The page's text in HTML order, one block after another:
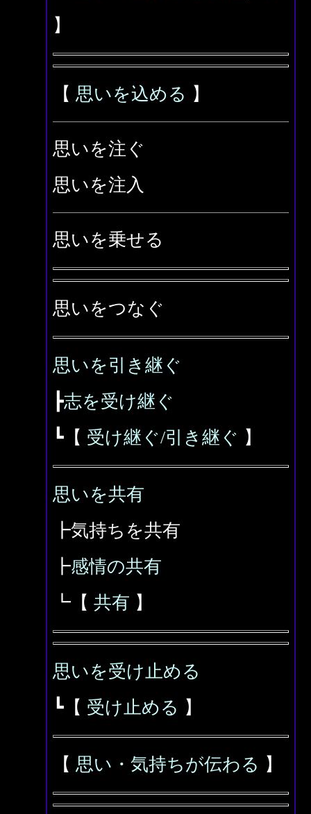
】
【 思いを込める 】
思いを注ぐ
思いを注入
思いを乗せる
思いをつなぐ
思いを引き継ぐ
┣志を受け継ぐ
┗【 受け継ぐ/引き継ぐ 】
思いを共有
┣気持ちを共有
┣感情の共有
┗【 共有 】
思いを受け止める
┗【 受け止める 】
【 思い・気持ちが伝わる 】